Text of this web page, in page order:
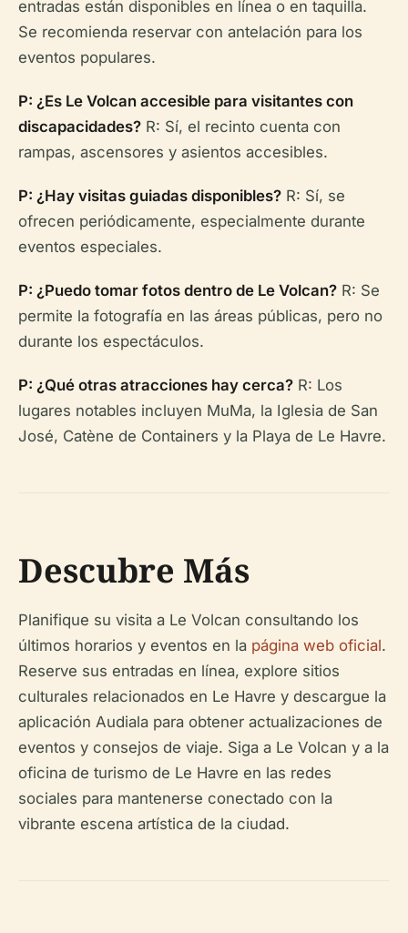
entradas están disponibles en línea o en taquilla.
Se recomienda reservar con antelación para los
eventos populares.
P: ¿Es Le Volcan accesible para visitantes con
discapacidades? R: Sí, el recinto cuenta con
rampas, ascensores y asientos accesibles.
P: ¿Hay visitas guiadas disponibles? R: Sí, se
ofrecen periódicamente, especialmente durante
eventos especiales.
P: ¿Puedo tomar fotos dentro de Le Volcan? R: Se
permite la fotografía en las áreas públicas, pero no
durante los espectáculos.
P: ¿Qué otras atracciones hay cerca? R: Los
lugares notables incluyen MuMa, la Iglesia de San
José, Catène de Containers y la Playa de Le Havre.
Descubre Más
Planifique su visita a Le Volcan consultando los
últimos horarios y eventos en la página web oficial.
Reserve sus entradas en línea, explore sitios
culturales relacionados en Le Havre y descargue la
aplicación Audiala para obtener actualizaciones de
eventos y consejos de viaje. Siga a Le Volcan y a la
oficina de turismo de Le Havre en las redes
sociales para mantenerse conectado con la
vibrante escena artística de la ciudad.